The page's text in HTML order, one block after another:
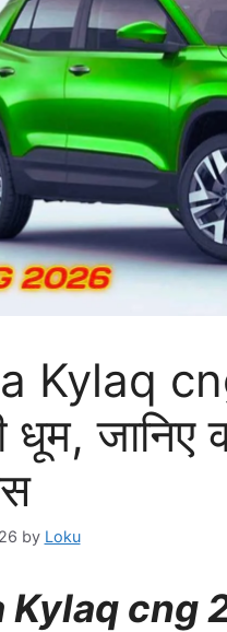
Kylaq
धूम,
by Loku
Kylaq cng